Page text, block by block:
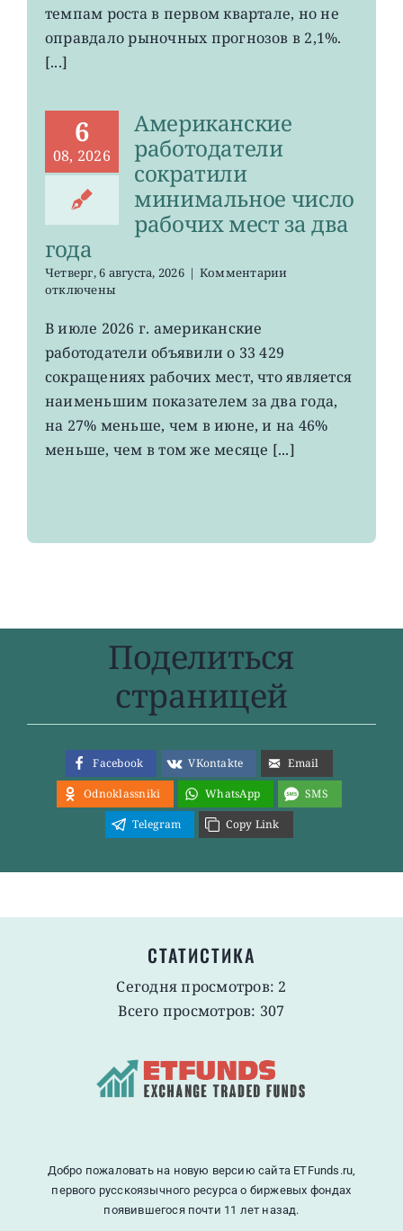
ожиданий
темпам роста в первом квартале, но не
оправдало рыночных прогнозов в 2,1%.
[...]
6
08, 2026
Американские
работодатели
сократили
минимальное число
рабочих мест за два
года
Четверг, 6 августа, 2026 | Комментариик
число
мест
за
два
года
отключены
В июле 2026 г. американские
работодатели объявили о 33 429
сокращениях рабочих мест, что является
наименьшим показателем за два года,
на 27% меньше, чем в июне, и на 46%
меньше, чем в том же месяце [...]
Поделиться
страницей
Facebook VKontakte
Email
Odnoklassniki
WhatsApp
SMS
Telegram
Copy Link
СТАТИСТИКА
Сегодня просмотров: 2
Всего просмотров: 307
Добро пожаловать на новую версию сайта ETFunds.ru,
первого русскоязычного ресурса о биржевых фондах
появившегося почти 11 лет назад.